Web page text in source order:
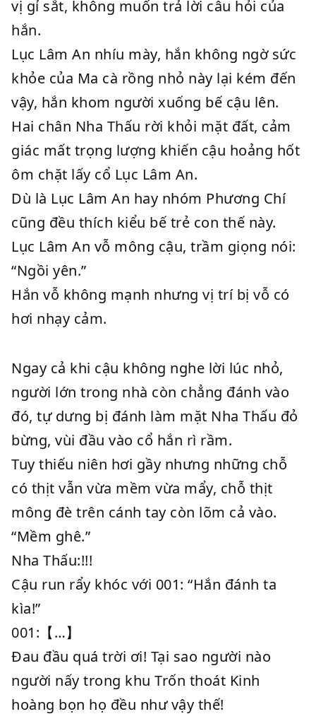
vị gỉ sắt, không muốn trả lời câu hỏi của
hắn.
Lục Lâm An nhíu mày, hắn không ngờ sức
khỏe của Ma cà rồng nhỏ này lại kém đến
vậy, hắn khom người xuống bế cậu lên.
Hai chân Nha Thấu rời khỏi mặt đất, cảm
giác mất trọng lượng khiến cậu hoảng hốt
ôm chặt lấy cổ Lục Lâm An.
Dù là Lục Lâm An hay nhóm Phương Chí
cũng đều thích kiểu bế trẻ con thế này.
Lục Lâm An vỗ mông cậu, trầm giọng nói:
“Ngồi yên.”
Hắn vỗ không mạnh nhưng vị trí bị vỗ có
hơi nhạy cảm.
Ngay cả khi cậu không nghe lời lúc nhỏ,
người lớn trong nhà còn chẳng đánh vào
đó, tự dưng bị đánh làm mặt Nha Thấu đỏ
bừng, vùi đầu vào cổ hắn rì rầm.
Tuy thiếu niên hơi gầy nhưng những chỗ
có thịt vẫn vừa mềm vừa mẩy, chỗ thịt
mông đè trên cánh tay còn lõm cả vào.
“Mềm ghê.”
Nha Thấu:!!!
Cậu run rẩy khóc với 001: “Hắn đánh ta
kìa!”
001:【…】
Đau đầu quá trời ơi! Tại sao người nào
người nấy trong khu Trốn thoát Kinh
hoàng bọn họ đều như vậy thế!